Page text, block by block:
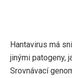
Hantavirus má
jinými patogeny,
Srovnávací